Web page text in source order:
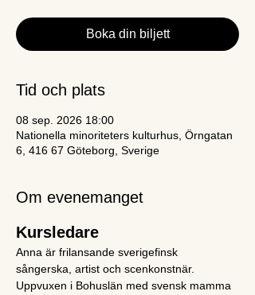
Boka din biljett
Tid och plats
08 sep. 2026 18:00
Nationella minoriteters kulturhus, Örngatan
6, 416 67 Göteborg, Sverige
Om evenemanget
Kursledare
Anna är frilansande sverigefinsk
sångerska, artist och scenkonstnär.
Uppvuxen i Bohuslän med svensk mamma